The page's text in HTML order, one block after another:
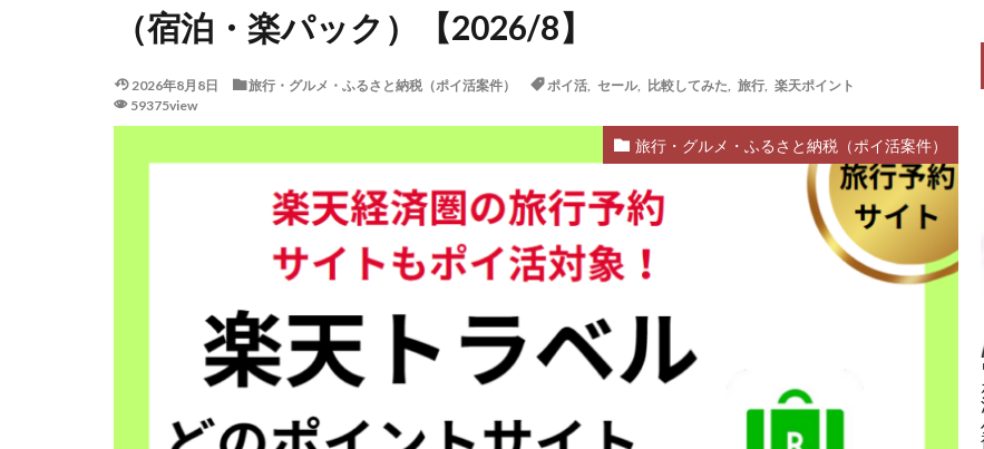
（宿泊・楽パック）【2026/8】
2026年8月8日 旅行・グルメ・ふるさと納税（ポイ活案件） ポイ活, セール, 比較してみた 旅行, 楽天ポイント
59375view
旅行・グルメ・ふるさと納税（ポイ活案件）